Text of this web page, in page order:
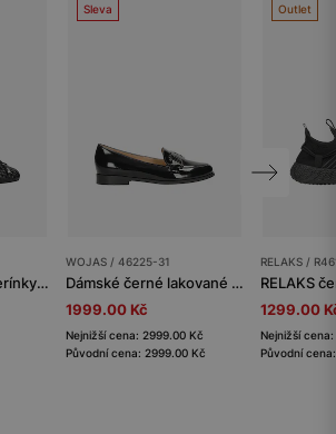
Černé dámské balerínky z pletené kůže
Sleva
WOJAS / 46225-31
Dámské černé lakované mokasíny s ozdobným širokým řetězem
1999.00 Kč
Nejnižší cena: 2999.00 Kč
Původní cena: 2999.00 Kč
Outlet
RELAKS /
1299.00
Nejnižší
Původní